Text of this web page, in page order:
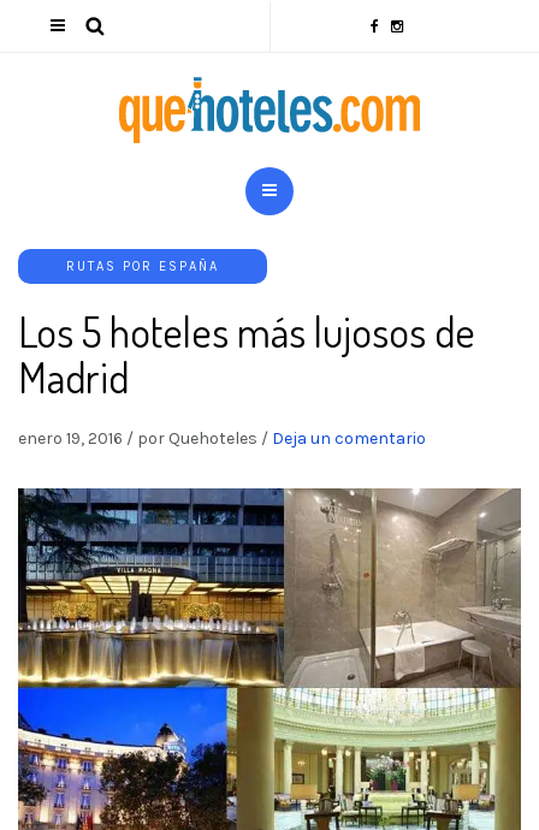
RUTAS POR ESPAÑA
Los 5 hoteles más lujosos de
Madrid
enero 19, 2016 / por Quehoteles / Deja un comentario